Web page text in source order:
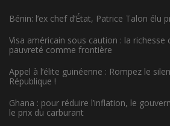
Bénin: l’ex chef d’État, Patrice Talon élu
Visa américain sous caution : la
pauvreté comme frontière
Appel à l’élite guinéenne : Rompez le
République !
Ghana : pour réduire l’inflation, le
le prix du carburant